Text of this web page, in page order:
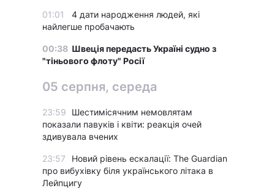
01:01
4 дати народження людей, які
найлегше пробачають
00:38 Швеція передасть Україні судно з
"тіньового флоту" Росії
05 серпня, середа
23:59
Шестимісячним немовлятам
показали павуків і квіти: реакція очей
здивувала вчених
23:57
Новий рівень ескалації: The Guardian
про вибухівку біля українського літака в
Лейпцигу